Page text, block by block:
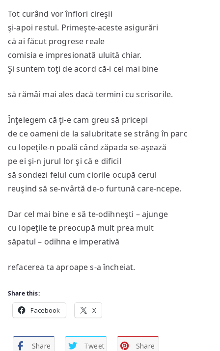
Tot curând vor înflori cireşii
şi-apoi restul. Primeşte-aceste asigurări
că ai făcut progrese reale
comisia e impresionată uluită chiar.
Şi suntem toţi de acord că-i cel mai bine
să rămâi mai ales dacă termini cu scrisorile.
Înţelegem că ţi-e cam greu să pricepi
de ce oameni de la salubritate se strâng în parc
cu lopeţile-n poală când zăpada se-aşează
pe ei şi-n jurul lor şi că e dificil
să sondezi felul cum ciorile ocupă cerul
reuşind să se-nvârtă de-o furtună care-ncepe.
Dar cel mai bine e să te-odihneşti – ajunge
cu lopeţile te preocupă mult prea mult
săpatul – odihna e imperativă
refacerea ta aproape s-a încheiat.
Share this:
Facebook X
Share Tweet Share